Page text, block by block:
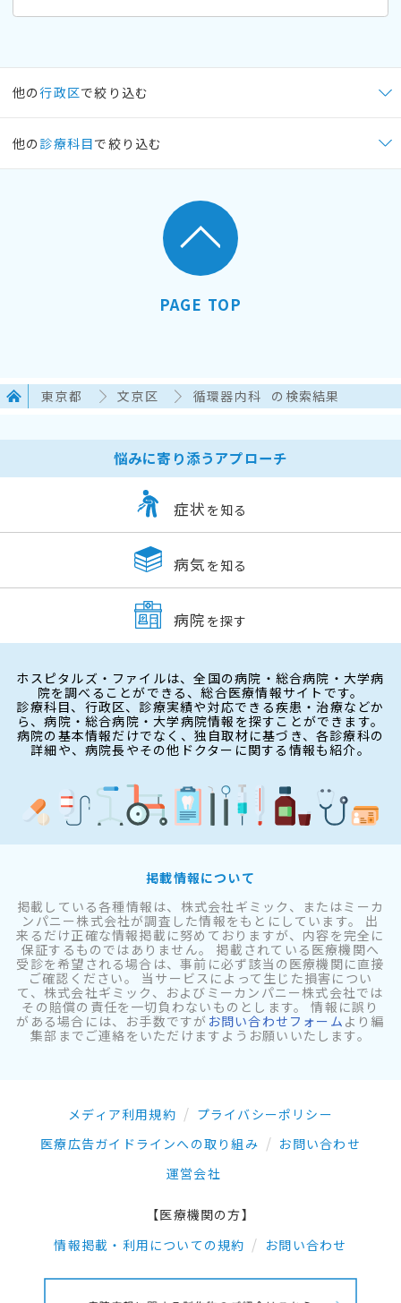
他の行政区で絞り込む
他の 診療科目で絞り込む
PAGE TOP
東京都 文京区 循環器内科 の検索結果
悩みに寄り添うアプローチ
症状 を知る
病気 を知る
病院 を探す
ホスピタルズ・ファイルは、全国の病院・総合病院・大学病
院を調べることができる、総合医療情報サイトです。
診療科目、行政区、診療実績や対応できる疾患・治療などか
ら、病院・総合病院・大学病院情報を探すことができます。
病院の基本情報だけでなく、独自取材に基づき、各診療科の
詳細や、病院長やその他ドクターに関する情報も紹介。
掲載情報について
掲載している各種情報は、株式会社ギミック、またはミーカ
ンパニー株式会社が調査した情報をもとにしています。 出
来るだけ正確な情報掲載に努めておりますが、内容を完全に
保証するものではありません。 掲載されている医療機関へ
受診を希望される場合は、事前に必ず該当の医療機関に直接
ご確認ください。 当サービスによって生じた損害につい
て、株式会社ギミック、およびミーカンパニー株式会社では
その賠償の責任を一切負わないものとします。 情報に誤り
がある場合には、お手数ですが お問い合わせフォーム より編
集部までご連絡をいただけますようお願いいたします。
メディア利用規約
プライバシーポリシー
医療広告ガイドラインへの取り組み
お問い合わせ
運営会社
【医療機関の方】
情報掲載・利用についての規約
お問い合わせ